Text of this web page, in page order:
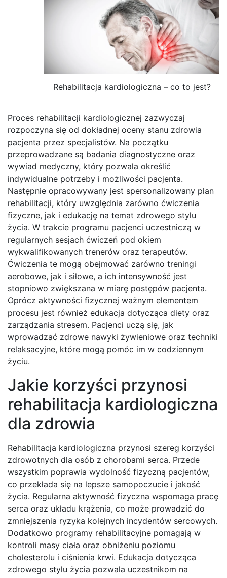
Rehabilitacja kardiologiczna – co to jest?
Proces rehabilitacji kardiologicznej zazwyczaj
rozpoczyna się od dokładnej oceny stanu zdrowia
pacjenta przez specjalistów. Na początku
przeprowadzane są badania diagnostyczne oraz
wywiad medyczny, który pozwala określić
indywidualne potrzeby i możliwości pacjenta.
Następnie opracowywany jest spersonalizowany plan
rehabilitacji, który uwzględnia zarówno ćwiczenia
fizyczne, jak i edukację na temat zdrowego stylu
życia. W trakcie programu pacjenci uczestniczą w
regularnych sesjach ćwiczeń pod okiem
wykwalifikowanych trenerów oraz terapeutów.
Ćwiczenia te mogą obejmować zarówno treningi
aerobowe, jak i siłowe, a ich intensywność jest
stopniowo zwiększana w miarę postępów pacjenta.
Oprócz aktywności fizycznej ważnym elementem
procesu jest również edukacja dotycząca diety oraz
zarządzania stresem. Pacjenci uczą się, jak
wprowadzać zdrowe nawyki żywieniowe oraz techniki
relaksacyjne, które mogą pomóc im w codziennym
życiu.
Jakie korzyści przynosi
rehabilitacja kardiologiczna
dla zdrowia
Rehabilitacja kardiologiczna przynosi szereg korzyści
zdrowotnych dla osób z chorobami serca. Przede
wszystkim poprawia wydolność fizyczną pacjentów,
co przekłada się na lepsze samopoczucie i jakość
życia. Regularna aktywność fizyczna wspomaga pracę
serca oraz układu krążenia, co może prowadzić do
zmniejszenia ryzyka kolejnych incydentów sercowych.
Dodatkowo programy rehabilitacyjne pomagają w
kontroli masy ciała oraz obniżeniu poziomu
cholesterolu i ciśnienia krwi. Edukacja dotycząca
zdrowego stylu życia pozwala uczestnikom na